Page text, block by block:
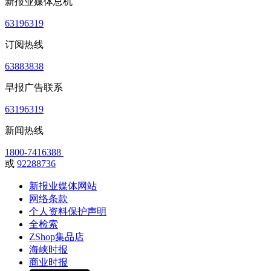
63196319
订阅热线
63883838
早报广告联系
63196319
新闻热线
1800-7416388
或 92288736
新报业媒体网站
网络条款
个人资料保护声明
全检索
ZShop集品店
海峡时报
商业时报